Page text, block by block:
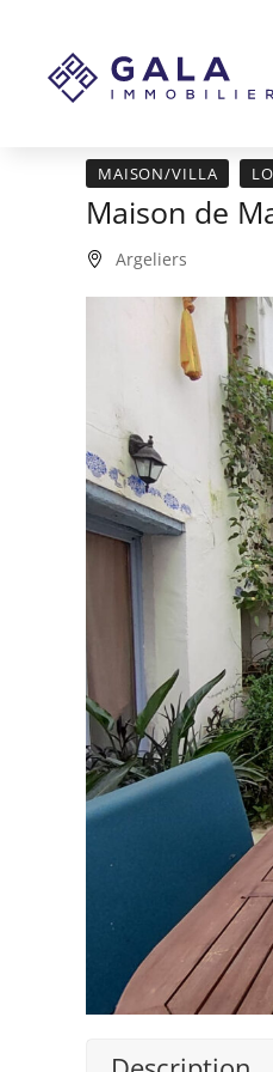
MAISON/VILLA
Maison de
Argeliers